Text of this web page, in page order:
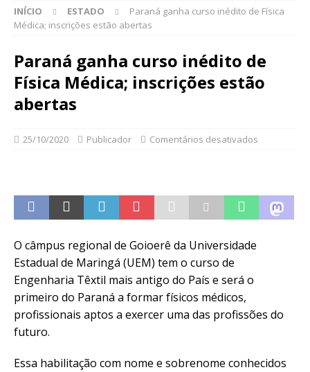
INÍCIO ESTADO
Paraná ganha curso inédito de Física
Médica; inscrições estão abertas
Paraná ganha curso inédito de
Física Médica; inscrições estão
abertas
25/10/2020 Publicador Comentários desativados
O câmpus regional de Goioerê da Universidade
Estadual de Maringá (UEM) tem o curso de
Engenharia Têxtil mais antigo do País e será o
primeiro do Paraná a formar físicos médicos,
profissionais aptos a exercer uma das profissões do
futuro.
Essa habilitação com nome e sobrenome conhecidos